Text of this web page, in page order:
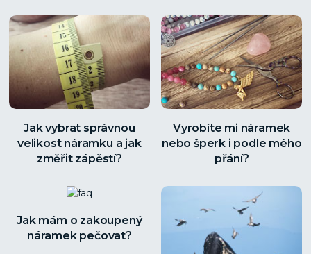
Jak vybrat správnou
velikost náramku a jak
změřit zápěstí?
Vyrobíte mi náramek
nebo šperk i podle mého
přání?
Jak mám o zakoupený
náramek pečovat?